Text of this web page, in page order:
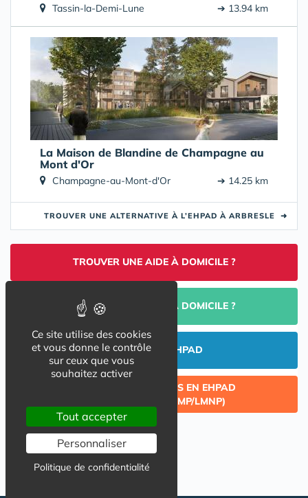
Tassin-la-Demi-Lune ➔ 13.94 km
La Maison de Blandine de Champagne au
Mont d'Or
Champagne-au-Mont-d'Or ➔ 14.25 km
TROUVER UNE ALTERNATIVE À L’EHPAD À ARBRESLE ➜
TROUVER UNE AIDE À DOMICILE ?
PORTAGE DE REPAS À DOMICILE ?
INVESTIR EN EHPAD
CÉDER UN LOT ACQUIS EN EHPAD
(INVESTISSEMENT LMP/LMNP)
Ce site utilise des cookies
et vous donne le contrôle
sur ceux que vous
souhaitez activer
Tout accepter
Personnaliser
Politique de confidentialité